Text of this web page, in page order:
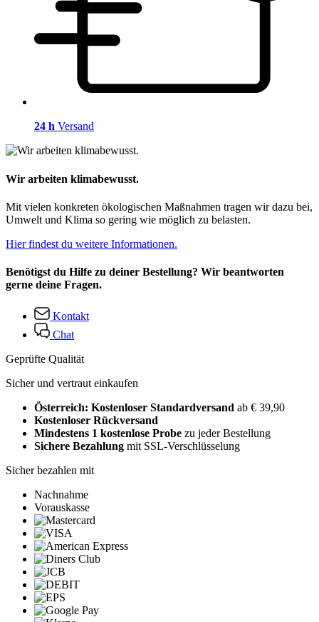
24 h Versand
Wir arbeiten klimabewusst.
Mit vielen konkreten ökologischen Maßnahmen tragen wir dazu bei,
Umwelt und Klima so gering wie möglich zu belasten.
Hier findest du weitere Informationen.
Benötigst du Hilfe zu deiner Bestellung? Wir beantworten
gerne deine Fragen.
Kontakt
Chat
Geprüfte Qualität
Sicher und vertraut einkaufen
Österreich: Kostenloser Standardversand ab € 39,90
Kostenloser Rückversand
Mindestens 1 kostenlose Probe zu jeder Bestellung
Sichere Bezahlung mit SSL-Verschlüsselung
Sicher bezahlen mit
Nachnahme
Vorauskasse